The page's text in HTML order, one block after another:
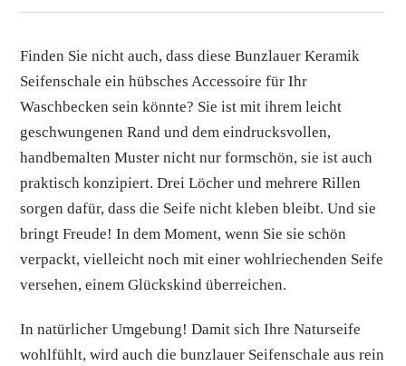
Finden Sie nicht auch, dass diese Bunzlauer Keramik
Seifenschale ein hübsches Accessoire für Ihr
Waschbecken sein könnte? Sie ist mit ihrem leicht
geschwungenen Rand und dem eindrucksvollen,
handbemalten Muster nicht nur formschön, sie ist auch
praktisch konzipiert. Drei Löcher und mehrere Rillen
sorgen dafür, dass die Seife nicht kleben bleibt. Und sie
bringt Freude! In dem Moment, wenn Sie sie schön
verpackt, vielleicht noch mit einer wohlriechenden Seife
versehen, einem Glückskind überreichen.
In natürlicher Umgebung! Damit sich Ihre Naturseife
wohlfühlt, wird auch die bunzlauer Seifenschale aus rein